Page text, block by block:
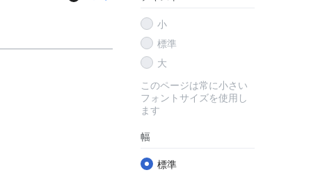
小
標準
大
このページは常に小さい
フォントサイズを使用し
ます
幅
標準